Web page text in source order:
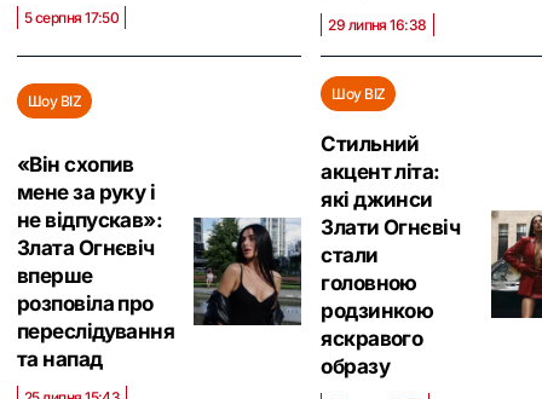
5 серпня 17:50 29 липня 16:38
Шоу BIZ
«Він схопив
мене за руку і
не відпускав»:
Злата Огнєвіч
вперше
розповіла про
переслідування
та напад
Шоу BIZ
Стильний
акцент літа:
які джинси
Злати Огнєвіч
стали
головною
родзинкою
яскравого
образу